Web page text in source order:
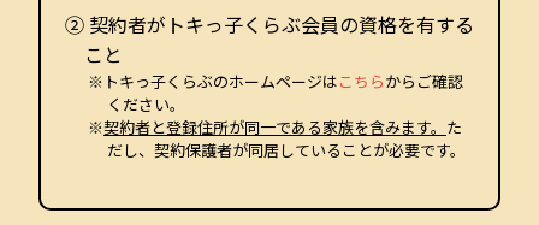
② 契約者がトキっ子くらぶ会員の資格を有する
こと
※トキっ子くらぶのホームページはこちらからご確認
ください。
※契約者と登録住所が同一である家族を含みます。 た
だし、契約保護者が同居していることが必要です。